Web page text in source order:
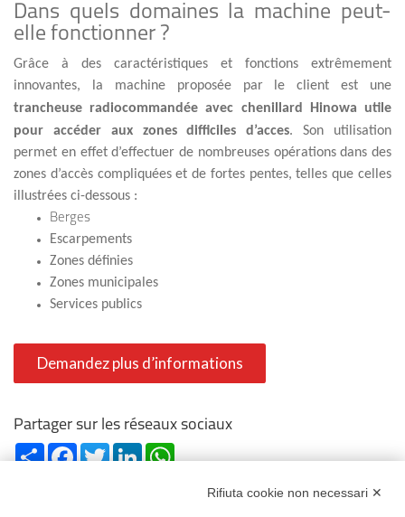
Dans quels domaines la machine peut-
elle fonctionner ?
Grâce à des caractéristiques et fonctions extrêmement
innovantes, la machine proposée par le client est une
trancheuse radiocommandée avec chenillard Hinowa utile
pour accéder aux zones difficiles d’acces. Son utilisation
permet en effet d’effectuer de nombreuses opérations dans des
zones d’accès compliquées et de fortes pentes, telles que celles
illustrées ci-dessous :
Berges
Escarpements
Zones définies
Zones municipales
Services publics
Demandez plus d’informations
Partager sur les réseaux sociaux
Share FacebookTwitterLinkedIn
Rifiuta cookie non necessari ✕